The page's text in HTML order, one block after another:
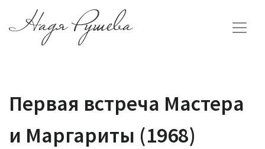
Первая встреча Мастера
и Маргариты (1968)